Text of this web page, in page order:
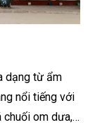
dạng từ ẩm
nổi tiếng với
chuối om dưa,…